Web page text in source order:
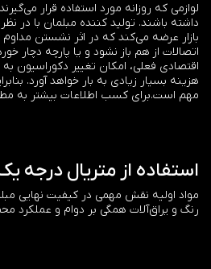
لوازمی که روزانه مورد استفاده قرار
داشته باشند. تولید کننده مبلمان با در
بازار عرضه می‌کند که در اثر نشستن مداوم
اتصالات از هم باز نشود و یا پارچه دچار
اقتصادی فعلی، امکان تغییر دکوراسیون به
هزینه بسیار زیادی به بار خواهد آورد.
مهم است.برای کسب اطلاعات بیشتر به
استفاده از متریال درجه
مواد اولیه نقش مهمی در کیفیت نهایی
رنگ و یراق‌آلات همگی بر دوام و عملکرد